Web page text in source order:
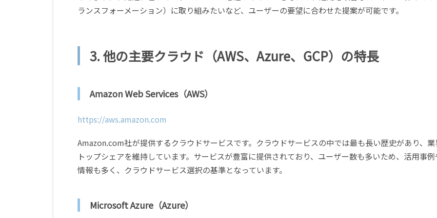
ランスフォーメーション）に取り組みたいなど、ユーザーの要望に合わせた提案が可能です。
3. 他の主要クラウド（AWS、Azure、GCP）の特長
Amazon Web Services（AWS）
https://aws.amazon.com
Amazon.com社が提供するクラウドサービスです。クラウドサービスの中では最も長い歴史があり、
トップシェアを維持しています。サービスが豊富に提供されており、ユーザー数も多いため、活用事
情報も多く、クラウドサービス選択の基準となっています。
Microsoft Azure（Azure）